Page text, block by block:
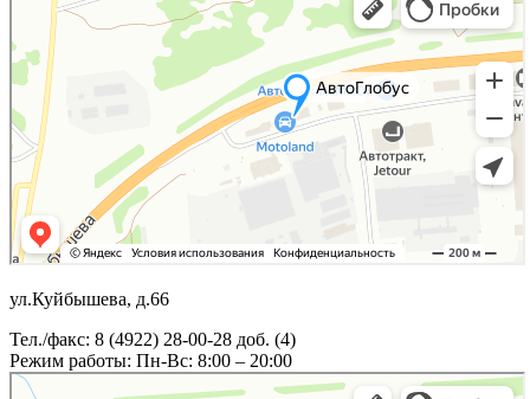
ул.Куйбышева, д.66
Тел./факс: 8 (4922) 28-00-28 доб. (4)
Режим работы: Пн-Вс: 8:00 – 20:00